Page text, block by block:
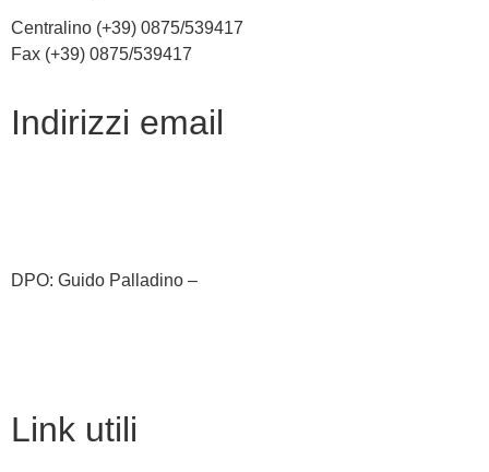
Centralino (+39) 0875/539417
Fax (+39) 0875/539417
indirizzi email
DPO: Guido Palladino –
link utili